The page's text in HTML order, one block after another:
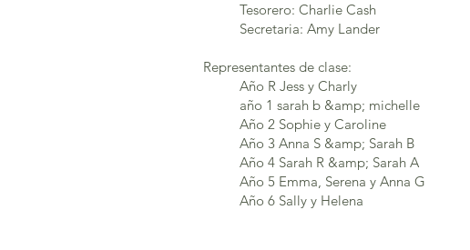
Tesorero: Charlie Cash
Secretaria: Amy Lander
Representantes de clase:
Año R Jess y Charly
año 1 sarah b &amp; michelle
Año 2 Sophie y Caroline
Año 3 Anna S &amp; Sarah B
Año 4 Sarah R &amp; Sarah A
Año 5 Emma, Serena y Anna G
Año 6 Sally y Helena